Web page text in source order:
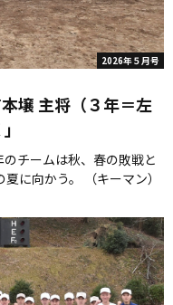
2026年５月号
壌 主将（３年＝左
チームは秋、春の敗戦と
に向かう。 （キーマン）
クをかぶる絶対的存在。
牽引し、打撃では勝負強
）薗部大輔（３年）今春